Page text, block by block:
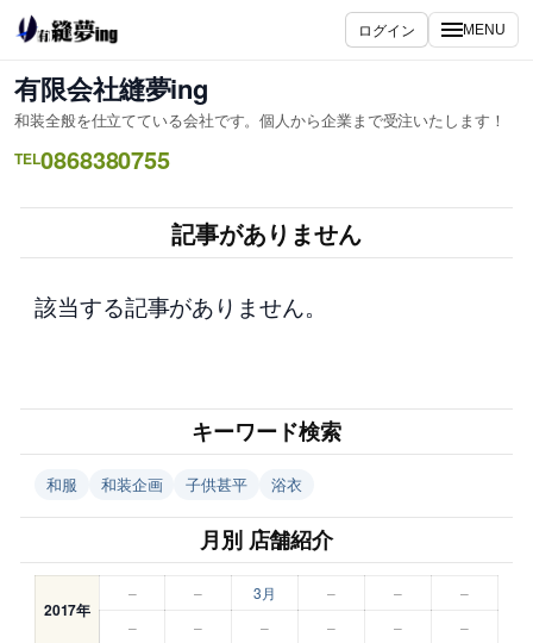
内
容
を
ス
キ
ッ
ログイン MENU
有限会社縫夢ing
和装全般を仕立てている会社です。個人から企業まで受注いたします！
TEL0868380755
記事がありません
該当する記事がありません。
キーワード検索
和服 和装企画 子供甚平 浴衣
月別 店舗紹介
2017年
– – 3月 – –
–
–
– – – – –